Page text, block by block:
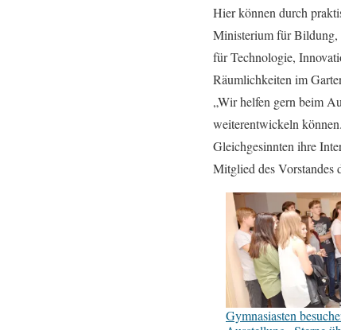
Hier können durch
Ministerium für Bildung,
für Technologie,
Räumlichkeiten im
„Wir helfen gern beim
weiterentwickeln
Gleichgesinnten ihre
Mitglied des Vorstandes
Gymnasiasten